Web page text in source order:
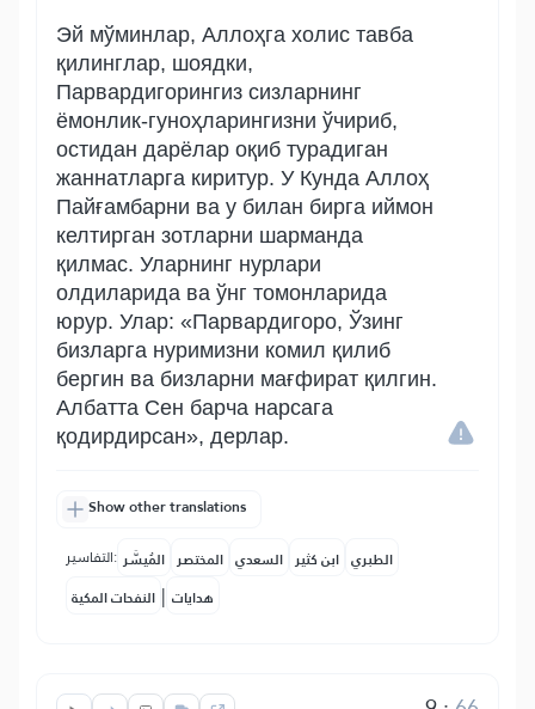
Эй мўминлар, Аллоҳга холис тавба
қилинглар, шоядки,
Парвардигорингиз сизларнинг
ёмонлик-гуноҳларингизни ўчириб,
остидан дарёлар оқиб турадиган
жаннатларга киритур. У Кунда Аллоҳ
Пайғамбарни ва у билан бирга иймон
келтирган зотларни шарманда
қилмас. Уларнинг нурлари
олдиларида ва ўнг томонларида
юрур. Улар: «Парвардигоро, Ўзинг
бизларга нуримизни комил қилиб
бергин ва бизларни мағфират қилгин.
Албатта Сен барча нарсага
қодирдирсан», дерлар.
Show other translations
التفاسير: المُيسَّر المختصر السعدي ابن كثير الطبري
النفحات المكية | هدايات